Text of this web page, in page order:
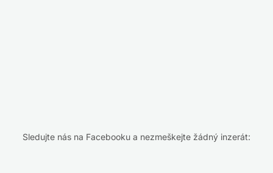
Sledujte nás na Facebooku a nezmeškejte žádný inzerát: